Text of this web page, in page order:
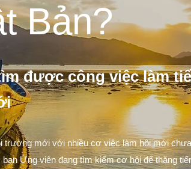
Bản?
được công việc làm
trường mới với nhiều cơ việc làm hội mới
Ứng viên đang tìm kiếm cơ hội để thăng